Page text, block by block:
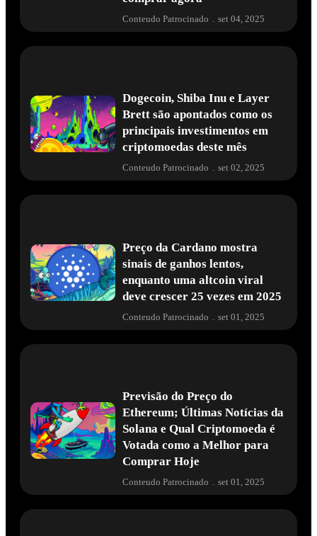
Conteudo Patrocinado set 04, 2025
Dogecoin, Shiba Inu e Layer
Brett são apontados como os
principais investimentos em
criptomoedas deste mês
Conteudo Patrocinado . set 02, 2025
Preço da Cardano mostra
sinais de ganhos lentos,
enquanto uma altcoin viral
deve crescer 25 vezes em 2025
Conteudo Patrocinado set 01, 2025
Previsão do Preço do
Ethereum; Últimas Notícias da
Solana e Qual Criptomoeda é
Votada como a Melhor para
Comprar Hoje
Conteudo Patrocinado . set 01, 2025